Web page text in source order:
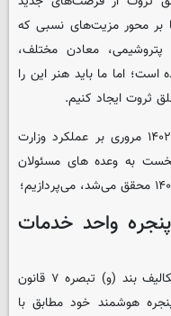
محور مزیت‌های نسبی که
معادن مختلف،
اما ما باید هنر این را
ثروت ایجاد کنیم.
ایسکانیوز قصد دارد به بهانه پایان سال ۱۴۰۲ مروری بر عملکرد وزارت
به وعده های مسئولان
واحد خدمات
وزارت علوم، تحقیقات فناوری بر اساس تکالیف بند (و) تبصره ۷ قانون
پنجره هوشمند خود مطابق با